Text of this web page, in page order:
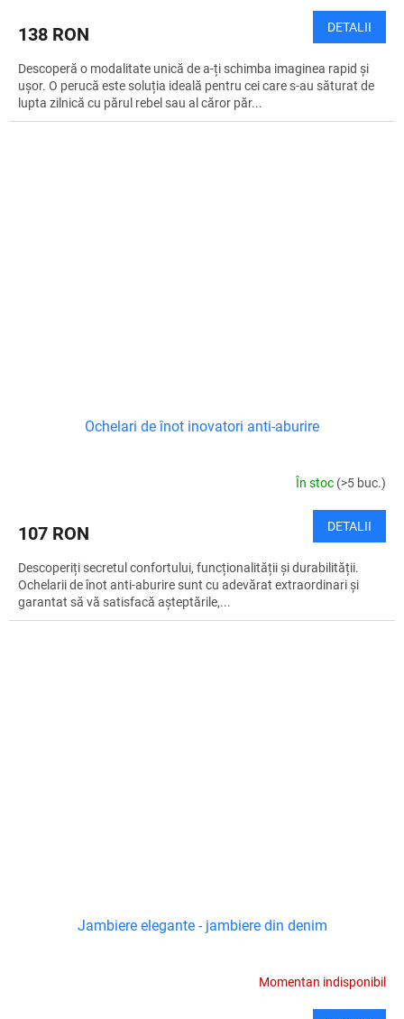
138 RON DETALII
Descoperă o modalitate unică de a-ți schimba imaginea rapid și
ușor. O perucă este soluția ideală pentru cei care s-au săturat de
lupta zilnică cu părul rebel sau al căror păr...
Ochelari de înot inovatori anti-aburire
În stoc (>5 buc.)
107 RON DETALII
Descoperiți secretul confortului, funcționalității și durabilității.
Ochelarii de înot anti-aburire sunt cu adevărat extraordinari și
garantat să vă satisfacă așteptările,...
Jambiere elegante - jambiere din denim
Momentan indisponibil